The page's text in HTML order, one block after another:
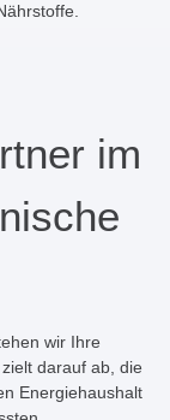
im
wir Ihre
darauf ab, die
Energiehaushalt